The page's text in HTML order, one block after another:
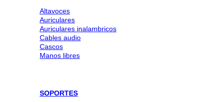
Altavoces
Auriculares
Auriculares inalambricos
Cables audio
Cascos
Manos libres
SOPORTES